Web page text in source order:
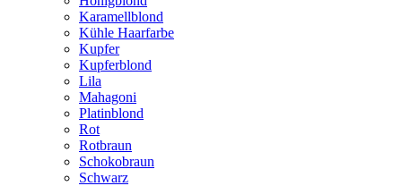
Karamellblond
Kühle Haarfarbe
Kupfer
Kupferblond
Lila
Mahagoni
Platinblond
Rot
Rotbraun
Schokobraun
Schwarz